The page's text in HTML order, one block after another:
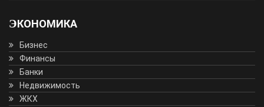
ЭКОНОМИКА
Бизнес
Финансы
Банки
Недвижимость
ЖКХ